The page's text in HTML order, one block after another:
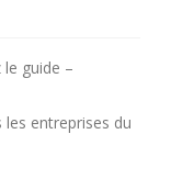
guide –
entreprises du